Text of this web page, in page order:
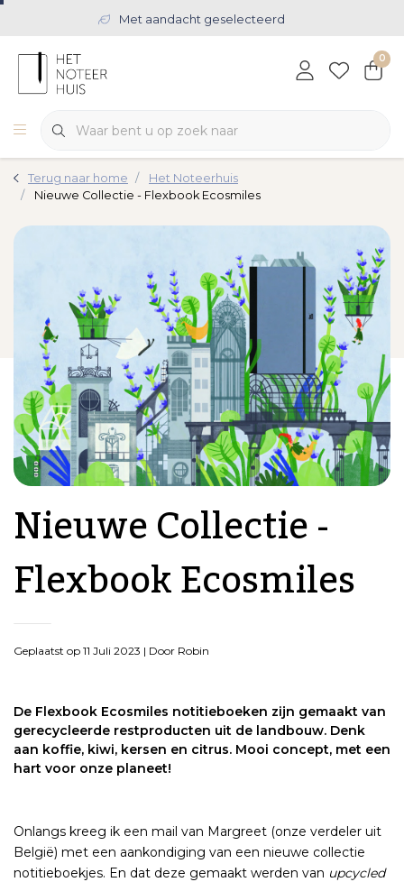
Met aandacht geselecteerd
0
Terug naar home
Het Noteerhuis
Nieuwe Collectie - Flexbook Ecosmiles
Nieuwe Collectie -
Flexbook Ecosmiles
Geplaatst op 11 Juli 2023 | Door Robin
De Flexbook Ecosmiles notitieboeken zijn gemaakt van
gerecycleerde restproducten uit de landbouw. Denk
aan koffie, kiwi, kersen en citrus. Mooi concept, met een
hart voor onze planeet!
Onlangs kreeg ik een mail van Margreet (onze verdeler uit
België) met een aankondiging van een nieuwe collectie
notitieboekjes. En dat deze gemaakt werden van upcycled